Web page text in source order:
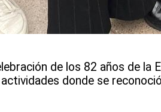
de los 82 años de
donde se